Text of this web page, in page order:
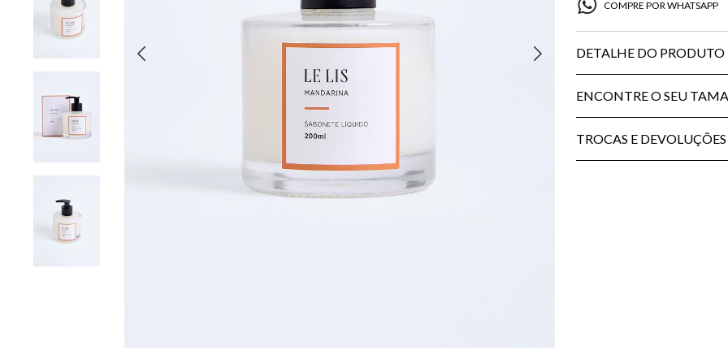
COMPRE POR WHATSAPP
DETALHE DO PRODUTO
ENCONTRE O SEU
TROCAS E DEVOLUÇÕES